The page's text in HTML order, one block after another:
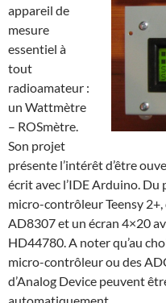
appareil de
mesure
essentiel à
tout
radioamateur :
un Wattmètre
– ROSmètre.
Son projet
présente l’intérêt d’être
écrit avec l’IDE Arduino.
micro-contrôleur Teensy
AD8307 et un écran 4×20
HD44780. A noter qu’au
micro-contrôleur ou des
d’Analog Device peuvent